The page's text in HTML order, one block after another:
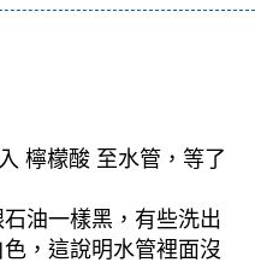
檸檬酸 至水管，等了
油一樣黑，有些洗出
，這說明水管裡面沒